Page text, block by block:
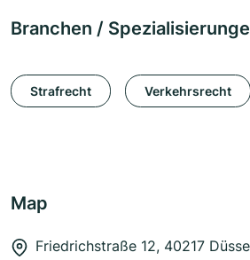
Branchen /
Strafrecht Verkehrsrecht
Map
Friedrichstraße 12, 40217